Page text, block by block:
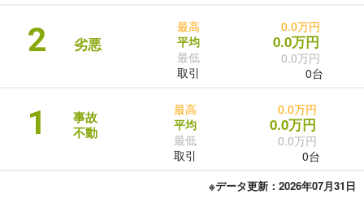
2 劣悪
最高
平均
最低
取引
0.0万円
0.0万円
0.0万円
0台
1
事故
不動
最高
平均
最低
取引
0.0万円
0.0万円
0.0万円
0台
※データ更新：2026年07月31日